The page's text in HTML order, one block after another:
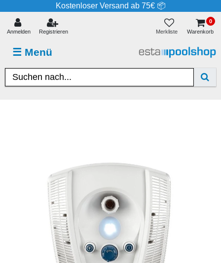
Kostenloser Versand ab 75€ 📦
☰ Menü
Anmelden Registrieren Merkliste
0
Warenkorb